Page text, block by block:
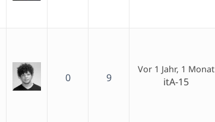
0 9
Vor 1 Jahr, 1 Monat
itA-15